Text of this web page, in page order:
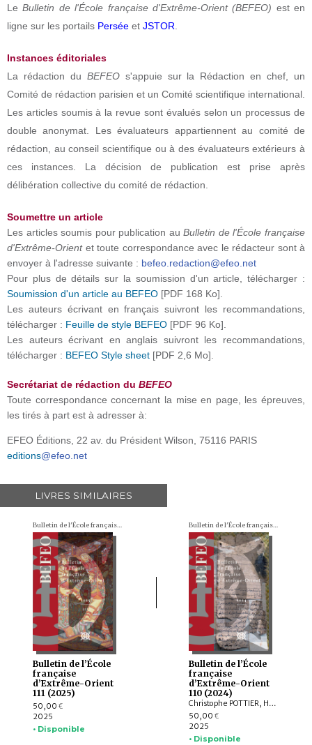
LeBulletin de l'École française d'Extrême-Orient (BEFEO) est en
ligne sur les portails Persée et JSTOR
Instances éditoriales
La rédaction du BEFEOs'appuie sur la Rédaction en chef, un
Comité de rédaction parisien et un Comité scientifique international.
Les articles soumis à la revue sont évalués selon un processus de
double anonymat. Les évaluateurs appartiennent au comité de
rédaction, au conseil scientifique ou à des évaluateurs extérieurs à
ces instances. La décision de publication est prise après
délibération collective du comité de rédaction.
Soumettre un article
Les articles soumis pour publication auBulletin de l'École française
d'Extrême-Orientet toute correspondance avec le rédacteur sont à
envoyer à l'adresse suivante : befeo.redaction@efeo.net
Pour plus de détails sur la soumission d'un article, télécharger :
Soumission d'un article au BEFEO [PDF 168 Ko].
Les auteurs écrivant en français suivront les recommandations,
télécharger : Feuille de style BEFEO [PDF 96 Ko].
Les auteurs écrivant en anglais suivront les recommandations,
télécharger : BEFEO Style sheet [PDF 2,6 Mo].
Secrétariat de rédaction du BEFEO
Toute correspondance concernant la mise en page, les épreuves,
les tirés à part est à adresser à:
EFEO Éditions, 22 av. du Président Wilson, 75116 PARIS
editions@efeo.net
LIVRES SIMILAIRES
Bulletin de l'École française d'Extrême-Orient (BEFEO)
Bulletin de l’École
française
d’Extrême-Orient
111 (2025)
50,00 €
2025
• Disponible
Bulletin de l'École française d'Extrême-Orient (BEFEO)
Bulletin de l’École
française
d’Extrême-Orient
110 (2024)
Christophe POTTIER, Harunaga ISAACSON, Isabelle LANDRY-DERON, Dominique SOUTIF, Julia ESTEVE, Brice VINCENT, François THIERRY, Annabel Teh GALLOP, Yannick BRUNETON, Vincent LEFÈVRE, Chloé CHOLLET, Csaba DEZSŐ, Claudine ANG, Damien CHAUSSENDE, Sébastien CLOUET, XU Minglong†, WU Min, HAN Qi
50,00 €
2025
• Disponible